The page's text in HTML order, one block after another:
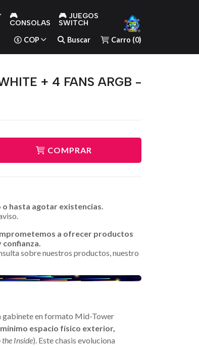
🎮
CONSOLAS
🎮 JUEGOS
SWITCH
COP Buscar Carro (0)
+ 4 FANS ARGB -
COMPRAR
hasta agotar existencias.
a ofrecer productos
sobre nuestros productos, nuestro
gabinete en formato Mid-Tower
mínimo espacio físico exterior,
the Inside). Este chasis evoluciona